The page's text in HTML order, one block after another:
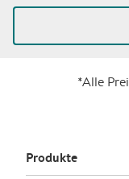
*Alle
Produkte